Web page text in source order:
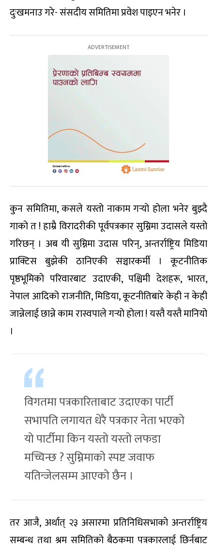
दुःखमनाउ गरे- संसदीय समितिमा प्रवेश पाइएन भनेर ।
कुन समितिमा, कसले यस्तो नाकाम गर्‍यो होला भनेर बुझ्दै
गाको त ! हाम्रै विरादरीकी पूर्वपत्रकार सुम्निमा उदासले यस्तो
गरिछन् । अब यी सुम्निमा उदास परिन्, अन्तर्राष्ट्रिय मिडिया
प्राक्टिस बुझेकी ठानिएकी सञ्चारकर्मी । कूटनीतिक
पृष्ठभूमिको परिवारबाट उदाएकी, पश्चिमी देशहरू, भारत,
नेपाल आदिको राजनीति, मिडिया, कूटनीतिबारे केही न केही
जान्नेलाई छान्ने काम रास्वपाले गर्‍यो होला ! यस्तै यस्तै मानियो
।
विगतमा पत्रकारिताबाट उदाएका पार्टी
सभापति लगायत धेरै पत्रकार नेता भएको
यो पार्टीमा किन यस्तो यस्तो लफडा
मच्चिन्छ ? सुम्निमाको स्पष्ट जवाफ
यतिन्जेलसम्म आएको छैन ।
तर आजै, अर्थात् २३ असारमा प्रतिनिधिसभाको अन्तर्राष्ट्रिय
सम्बन्ध तथा श्रम समितिको बैठकमा पत्रकारलाई छिर्नबाट